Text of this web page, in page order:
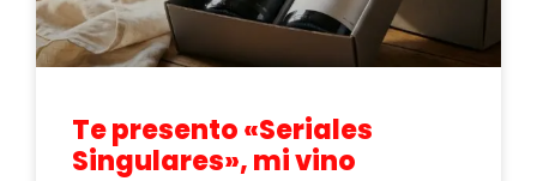
Te presento «Seriales
Singulares», mi vino